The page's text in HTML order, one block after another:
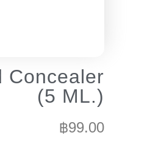
Concealer
(5 ML.)
฿99.00